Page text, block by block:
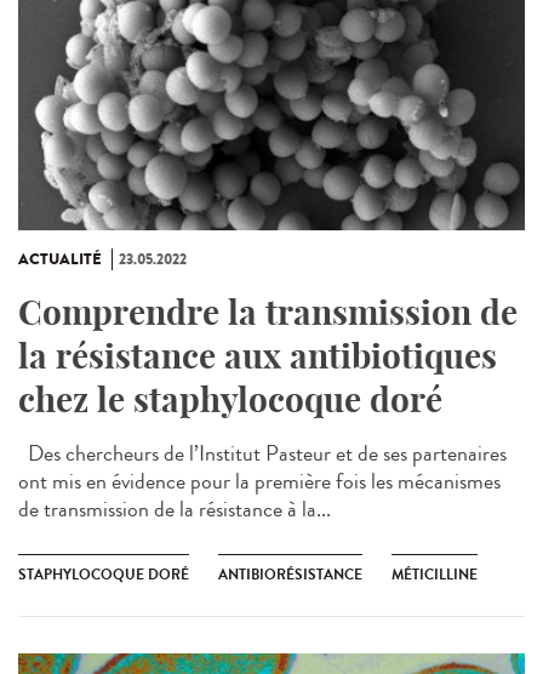
ACTUALITÉ 23.05.2022
Comprendre la transmission de
la résistance aux antibiotiques
chez le staphylocoque doré
Des chercheurs de l’Institut Pasteur et de ses partenaires
ont mis en évidence pour la première fois les mécanismes
de transmission de la résistance à la...
STAPHYLOCOQUE DORÉ ANTIBIORÉSISTANCE MÉTICILLINE